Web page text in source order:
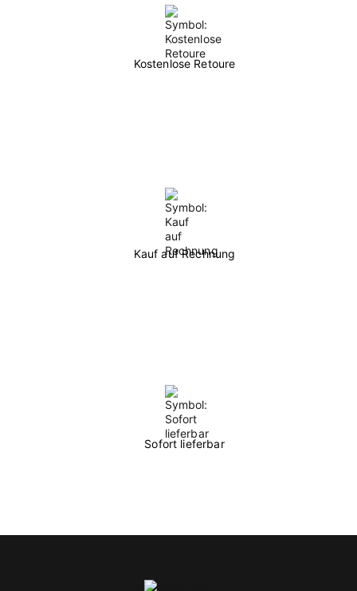
Kostenlose Retoure
Kauf auf Rechnung
Sofort lieferbar